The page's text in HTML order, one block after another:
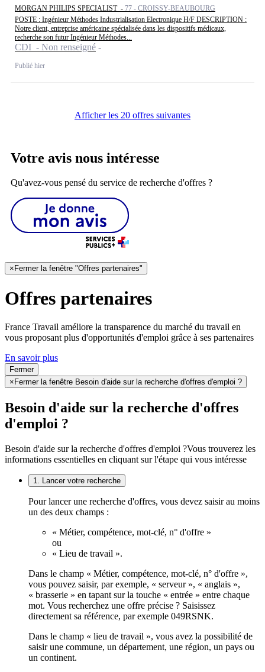
MORGAN PHILIPS SPECIALIST - 77 - CROISSY-BEAUBOURG
POSTE : Ingénieur Méthodes Industrialisation Electronique H/F DESCRIPTION :
Notre client, entreprise américaine spécialisée dans les dispositifs médicaux,
recherche son futur Ingénieur Méthodes...
CDI - Non renseigné
Publié hier
Afficher les 20 offres suivantes
Votre avis nous intéresse
Qu'avez-vous pensé du service de recherche d'offres ?
× Fermer la fenêtre "Offres partenaires"
Offres partenaires
France Travail améliore la transparence du marché du travail en
vous proposant plus d'opportunités d'emploi grâce à ses partenaires
En savoir plus
Fermer
× Fermer la fenêtre Besoin d'aide sur la recherche d'offres d'emploi ?
Besoin d'aide sur la recherche d'offres
d'emploi ?
Besoin d'aide sur la recherche d'offres d'emploi ?Vous trouverez les
informations essentielles en cliquant sur l'étape qui vous intéresse
1. Lancer votre recherche
Pour lancer une recherche d'offres, vous devez saisir au moins
un des deux champs :
« Métier, compétence, mot-clé, n° d'offre »
ou
« Lieu de travail ».
Dans le champ « Métier, compétence, mot-clé, n° d'offre »,
vous pouvez saisir, par exemple, « serveur », « anglais »,
« brasserie » en tapant sur la touche « entrée » entre chaque
mot. Vous recherchez une offre précise ? Saisissez
directement sa référence, par exemple 049RSNK.
Dans le champ « lieu de travail », vous avez la possibilité de
saisir une commune, un département, une région, un pays ou
un continent.